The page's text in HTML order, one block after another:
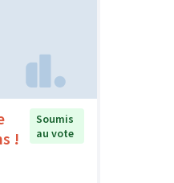
!
Soumis
au vote